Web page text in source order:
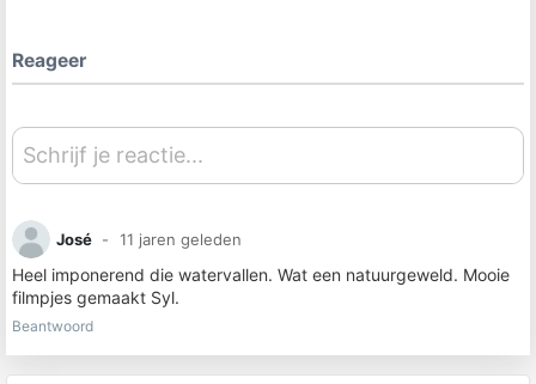
Reageer
Schrijf je reactie...
José 11 jaren geleden
Heel imponerend die watervallen. Wat een natuurgeweld. Mooie
filmpjes gemaakt Syl.
Beantwoord